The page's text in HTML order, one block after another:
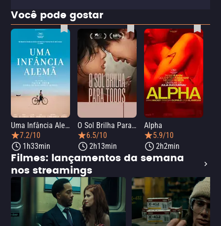
Você pode gostar
Uma Infância Alemã
7.2/10
1h33min
O Sol Brilha Para Todos
6.5/10
2h13min
Alpha
5.9/10
2h2min
Filmes: lançamentos da semana
nos streamings